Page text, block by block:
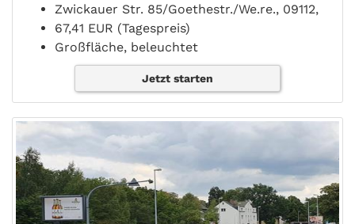
Zwickauer Str. 85/Goethestr./We.re., 09112,
67,41 EUR (Tagespreis)
Großfläche, beleuchtet
Jetzt starten